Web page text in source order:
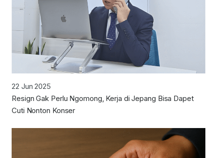
22 Jun 2025
Resign Gak Perlu Ngomong, Kerja di Jepang Bisa Dapet
Cuti Nonton Konser